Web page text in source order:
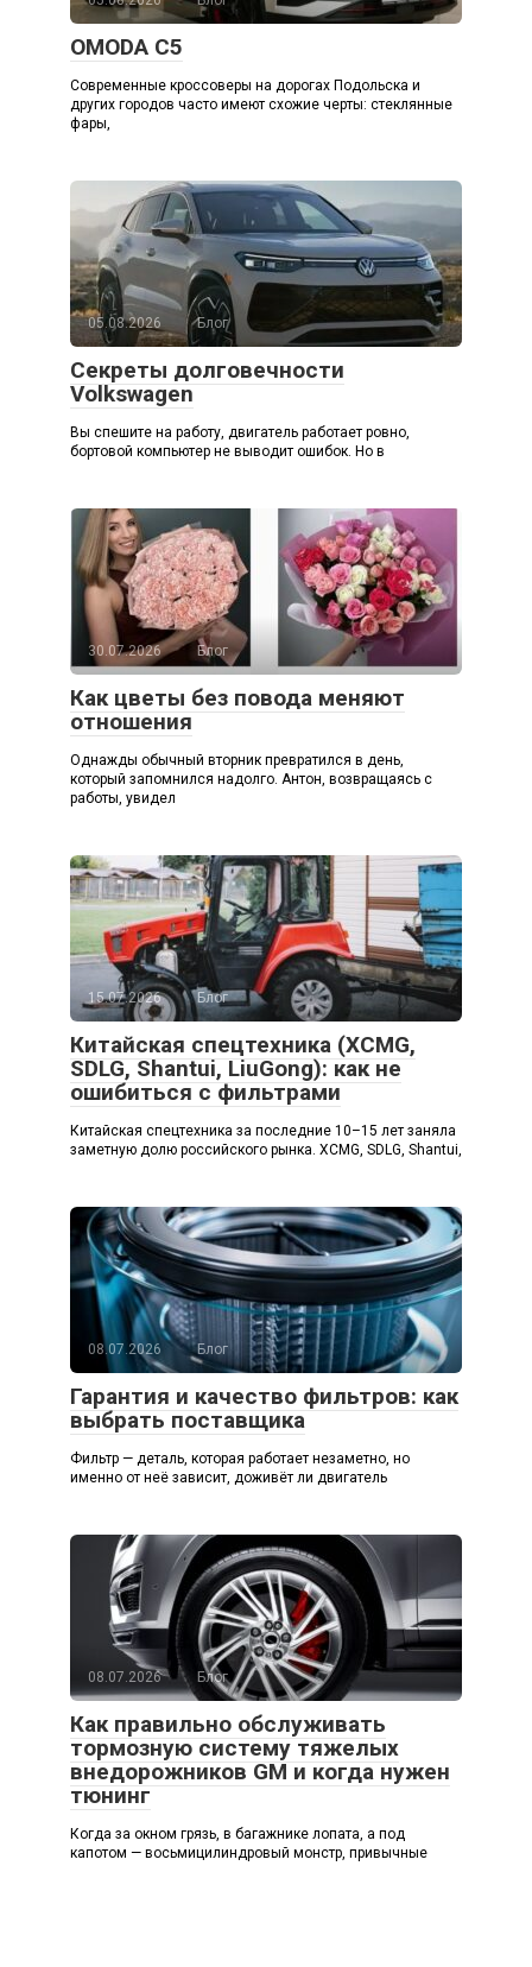
OMODA C5
Современные кроссоверы на дорогах Подольска и
других городов часто имеют схожие черты: стеклянные
фары,
05.08.2026 Блог
Секреты долговечности
Volkswagen
Вы спешите на работу, двигатель работает ровно,
бортовой компьютер не выводит ошибок. Но в
30.07.2026 Блог
Как цветы без повода меняют
отношения
Однажды обычный вторник превратился в день,
который запомнился надолго. Антон, возвращаясь с
работы, увидел
15.07.2026 Блог
Китайская спецтехника (XCMG,
SDLG, Shantui, LiuGong): как не
ошибиться с фильтрами
Китайская спецтехника за последние 10–15 лет заняла
заметную долю российского рынка. XCMG, SDLG, Shantui,
08.07.2026 Блог
Гарантия и качество фильтров: как
выбрать поставщика
Фильтр — деталь, которая работает незаметно, но
именно от неё зависит, доживёт ли двигатель
08.07.2026 Блог
Как правильно обслуживать
тормозную систему тяжелых
внедорожников GM и когда нужен
тюнинг
Когда за окном грязь, в багажнике лопата, а под
капотом — восьмицилиндровый монстр, привычные